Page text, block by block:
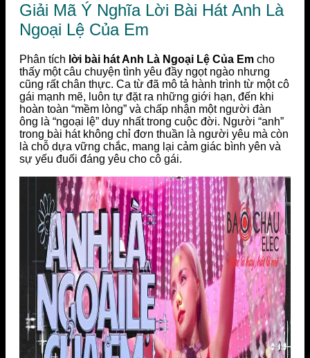
Giải Mã Ý Nghĩa Lời Bài Hát Anh Là
Ngoại Lệ Của Em
Phân tích lời bài hát Anh Là Ngoại Lệ Của Em cho
thấy một câu chuyện tình yêu đầy ngọt ngào nhưng
cũng rất chân thực. Ca từ đã mô tả hành trình từ một cô
gái mạnh mẽ, luôn tự đặt ra những giới hạn, đến khi
hoàn toàn “mềm lòng” và chấp nhận một người đàn
ông là “ngoại lệ” duy nhất trong cuộc đời. Người “anh”
trong bài hát không chỉ đơn thuần là người yêu mà còn
là chỗ dựa vững chắc, mang lại cảm giác bình yên và
sự yếu đuối đáng yêu cho cô gái.